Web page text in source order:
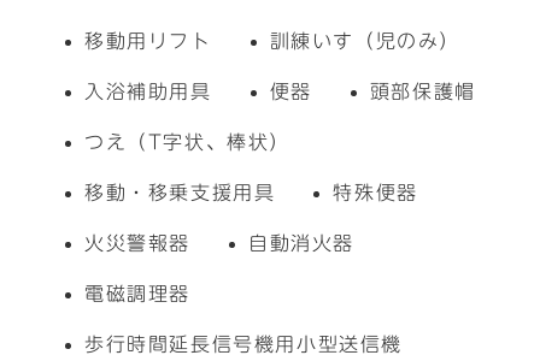
移動用リフト 訓練いす（児のみ）
入浴補助用具 便器 頭部保護帽
つえ（T字状、棒状）
移動・移乗支援用具 特殊便器
火災警報器 自動消火器
電磁調理器
歩行時間延長信号機用小型送信機